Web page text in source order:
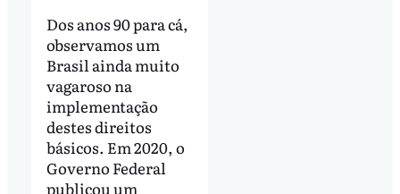
Dos anos 90 para cá,
observamos um
Brasil ainda muito
vagaroso na
implementação
destes direitos
básicos. Em 2020, o
Governo Federal
publicou um